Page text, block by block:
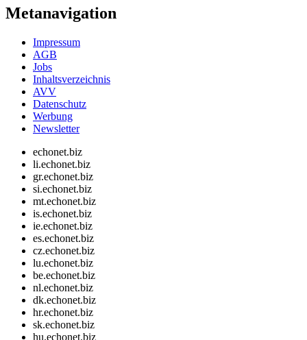
Metanavigation
Impressum
AGB
Jobs
Inhaltsverzeichnis
AVV
Datenschutz
Werbung
Newsletter
echonet.biz
li.echonet.biz
gr.echonet.biz
si.echonet.biz
mt.echonet.biz
is.echonet.biz
ie.echonet.biz
es.echonet.biz
cz.echonet.biz
lu.echonet.biz
be.echonet.biz
nl.echonet.biz
dk.echonet.biz
hr.echonet.biz
sk.echonet.biz
hu.echonet.biz